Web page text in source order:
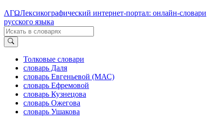
ΛΓΩЛексикографический интернет-портал: онлайн-словари
русского языка
Толковые словари
словарь Даля
словарь Евгеньевой (МАС)
словарь Ефремовой
словарь Кузнецова
словарь Ожегова
словарь Ушакова